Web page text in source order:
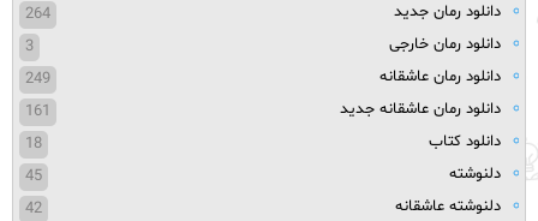
دانلود رمان جدید
264
دانلود رمان خارجی
3
دانلود رمان عاشقانه
249
دانلود رمان عاشقانه جدید
161
دانلود کتاب
18
دلنوشته
45
دلنوشته عاشقانه
42